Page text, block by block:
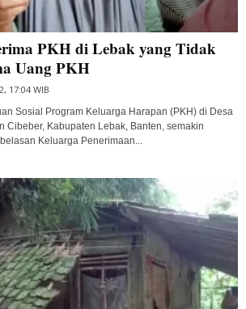
PKH di Lebak yang Tidak
Uang PKH
17:04 WIB
Sosial Program Keluarga Harapan (PKH) di Desa
Cibeber, Kabupaten Lebak, Banten, semakin
Keluarga Penerimaan...